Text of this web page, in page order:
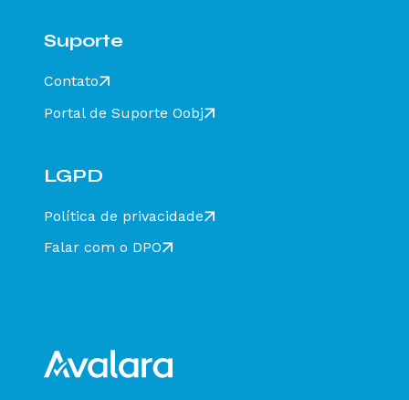
Suporte
Contato
Portal de Suporte Oobj
LGPD
Política de privacidade
Falar com o DPO